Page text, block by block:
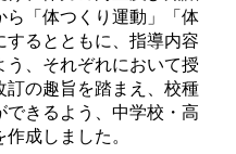
ら「体つくり運動」「体
るとともに、指導内容
、それぞれにおいて授
訂の趣旨を踏まえ、校種
できるよう、中学校・高
成しました。